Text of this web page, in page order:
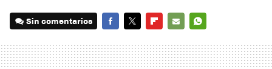
Sin comentarios
MAIL